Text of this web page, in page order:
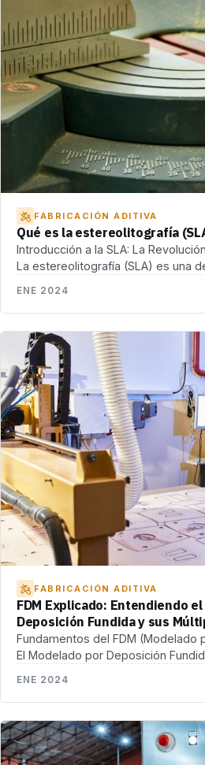
FABRICACIÓN ADITIVA
Qué es la estereolitografía
Introducción a la SLA: La
La estereolitografía (SLA) es una
ENE 2024
FABRICACIÓN ADITIVA
FDM Explicado: Entendiendo
Deposición Fundida y sus
Fundamentos del FDM (Modelado
El Modelado por Deposición
ENE 2024